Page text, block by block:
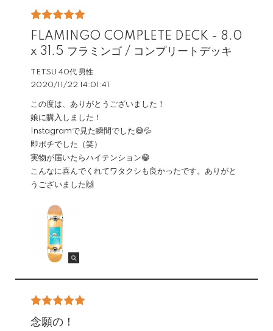
FLAMINGO COMPLETE DECK - 8.0
x 31.5 フラミンゴ / コンプリートデッキ
TETSU 40代 男性
2020/11/22 14:01:41
この度は、ありがとうございました！
娘に購入しました！
Instagramで見た瞬間でした😅💦
即ポチでした（笑）
実物が届いたらハイテンション😁
こんなに喜んでくれてワタクシも良かったです。ありがと
うございました🙌
念願の！